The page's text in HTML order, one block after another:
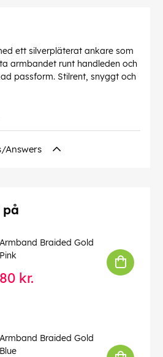
ett silverpläterat ankare som
armbandet runt handleden och
passform. Stilrent, snyggt och
Answers
på
Armband Braided Gold
Pink
80 kr.
Armband Braided Gold
Blue